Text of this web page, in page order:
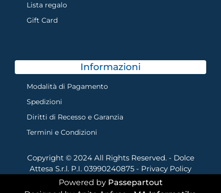
Lista regalo
Gift Card
Informazioni
Modalità di Pagamento
Spedizioni
Diritti di Recesso e Garanzia
Termini e Condizioni
Copyright © 2024 All Rights Reserved. - Dolce
Attesa S.r.l. P.I. 03990240875 - Privacy Policy
Powered by Passepartout